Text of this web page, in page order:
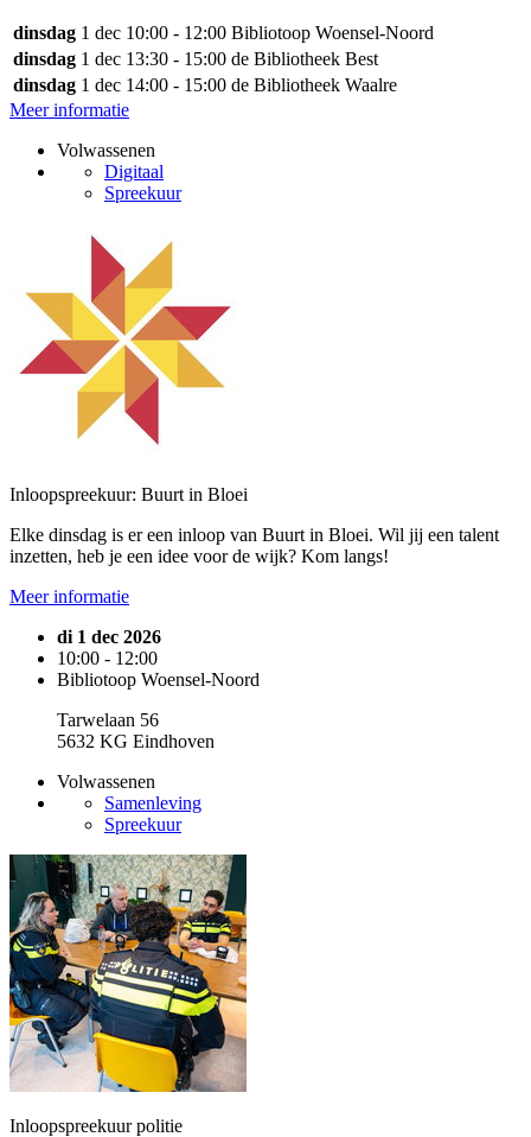
dinsdag 1 dec 10:00 - 12:00 Bibliotoop Woensel-Noord
dinsdag 1 dec 13:30 - 15:00 de Bibliotheek Best
dinsdag 1 dec 14:00 - 15:00 de Bibliotheek Waalre
Meer informatie
Volwassenen
Digitaal
Spreekuur
Inloopspreekuur: Buurt in Bloei
Elke dinsdag is er een inloop van Buurt in Bloei. Wil jij een talent
inzetten, heb je een idee voor de wijk? Kom langs!
Meer informatie
di 1 dec 2026
10:00 - 12:00
Bibliotoop Woensel-Noord
Tarwelaan 56
5632 KG Eindhoven
Volwassenen
Samenleving
Spreekuur
Inloopspreekuur politie